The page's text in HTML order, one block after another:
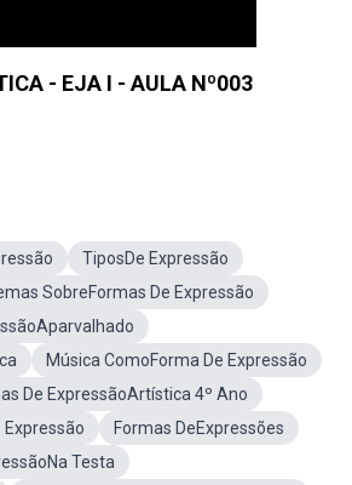
- EJA I - AULA Nº003
TiposDe Expressão
SobreFormas De Expressão
Música ComoForma De Expressão
De ExpressãoArtística 4º Ano
Expressão
Formas DeExpressões
Testa